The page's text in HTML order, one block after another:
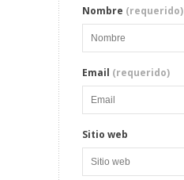
Nombre (requerido)
Email (requerido)
Sitio web